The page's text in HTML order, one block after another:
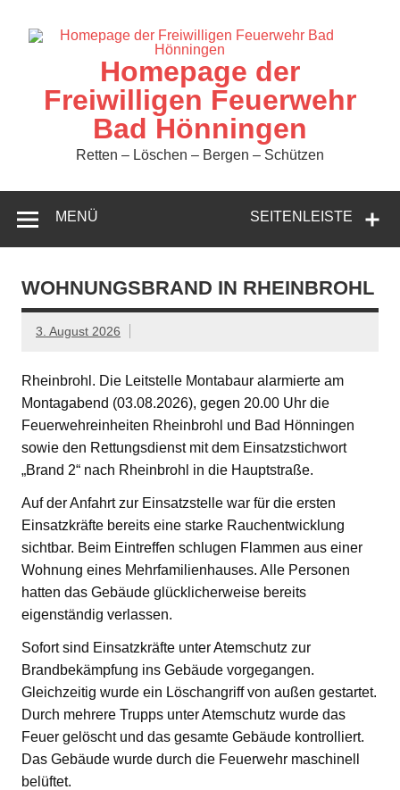
springen
Homepage der
Freiwilligen Feuerwehr
Bad Hönningen
Retten – Löschen – Bergen – Schützen
SEITENLEISTE
MENÜ
WOHNUNGSBRAND IN RHEINBROHL
3. August 2026
Rheinbrohl. Die Leitstelle Montabaur alarmierte am
Montagabend (03.08.2026), gegen 20.00 Uhr die
Feuerwehreinheiten Rheinbrohl und Bad Hönningen
sowie den Rettungsdienst mit dem Einsatzstichwort
„Brand 2“ nach Rheinbrohl in die Hauptstraße.
Auf der Anfahrt zur Einsatzstelle war für die ersten
Einsatzkräfte bereits eine starke Rauchentwicklung
sichtbar. Beim Eintreffen schlugen Flammen aus einer
Wohnung eines Mehrfamilienhauses. Alle Personen
hatten das Gebäude glücklicherweise bereits
eigenständig verlassen.
Sofort sind Einsatzkräfte unter Atemschutz zur
Brandbekämpfung ins Gebäude vorgegangen.
Gleichzeitig wurde ein Löschangriff von außen gestartet.
Durch mehrere Trupps unter Atemschutz wurde das
Feuer gelöscht und das gesamte Gebäude kontrolliert.
Das Gebäude wurde durch die Feuerwehr maschinell
belüftet.